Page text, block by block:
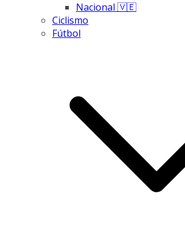
Nacional 🇻🇪
Ciclismo
Fútbol